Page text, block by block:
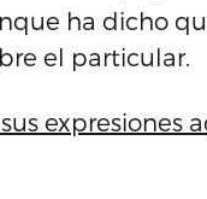
ha dicho
el particular.
expresiones